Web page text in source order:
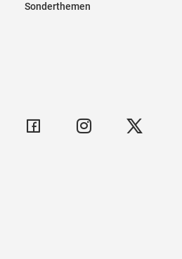
Sonderthemen